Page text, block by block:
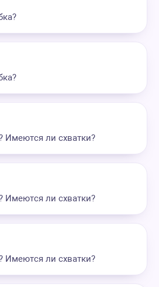
Имеются ли схватки?
Имеются ли схватки?
Имеются ли схватки?